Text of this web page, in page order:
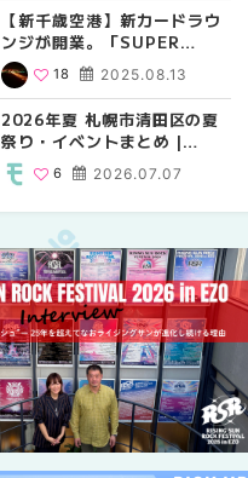
【新千歳空港】新カードラウ
ンジが開業。「SUPER
LOUNGE ANNEX（スーパー
ラウンジアネックス）」をご
紹介！！ | MouLa
HOKKAIDO
2025.08.13
18
2026年夏 札幌市清田区の夏
祭り・イベントまとめ |
MouLa HOKKAIDO
2026.07.07
6
2026年夏 札幌市
祭り・イベントま
9
2026年夏 恵庭市
夏祭り・イベント
9
【新千歳空港】新
ンジが開業。「
ラウンジアネック
紹介！！ | MouLa
HOKKAIDO
18
2026年夏 札幌市
祭り・イベントま
9